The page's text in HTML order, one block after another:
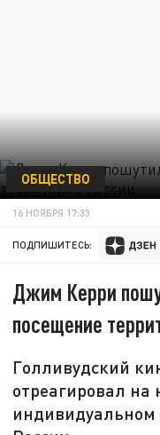
ОБЩЕСТВО
16 НОЯБРЯ 17:33
ПОДПИШИТЕСЬ:
Джим Керри
посещение
Голливудский
отреагировал на
индивидуальном